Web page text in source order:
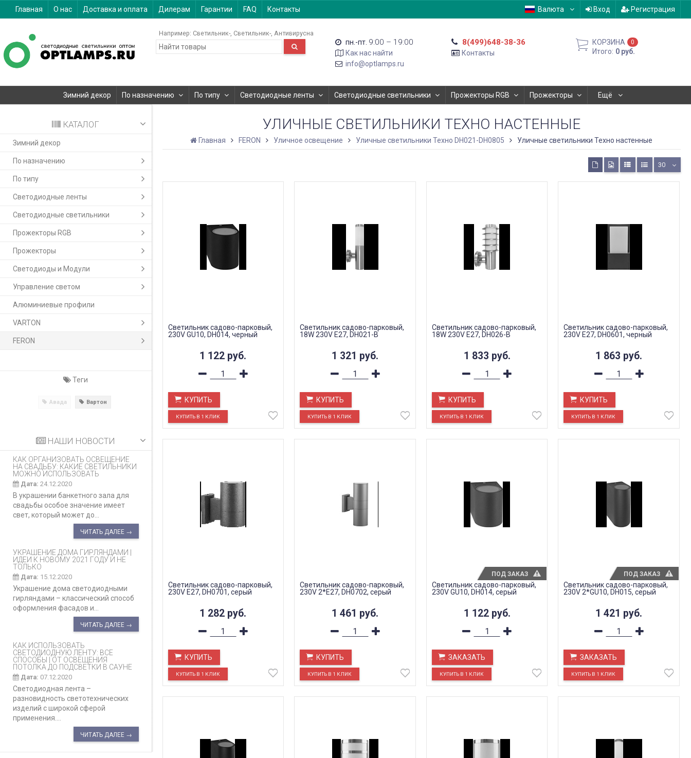
Главная О нас Доставка и оплата Дилерам Гарантии FAQ Контакты Валюта Вход Регистрация
Например: Светильник- Светильник- Антивирусна
пн.-пт. 9:00 – 19:00
Как нас найти
info@optlamps.ru
8(499)648-38-36
Контакты
КОРЗИНА 0
Итого: 0 руб.
Зимний декор По назначению По типу Светодиодные ленты Светодиодные светильники Прожекторы RGB Прожекторы Ещё
КАТАЛОГ
Зимний декор
По назначению
По типу
Светодиодные ленты
Светодиодные светильники
Прожекторы RGB
Прожекторы
Светодиоды и Модули
Управление светом
Алюминиевые профили
VARTON
FERON
Теги
Авада Вартон
НАШИ НОВОСТИ
КАК ОРГАНИЗОВАТЬ ОСВЕЩЕНИЕ
НА СВАДЬБУ: КАКИЕ СВЕТИЛЬНИКИ
МОЖНО ИСПОЛЬЗОВАТЬ
Дата: 24.12.2020
В украшении банкетного зала для
свадьбы особое значение имеет
свет, который может до...
ЧИТАТЬ ДАЛЕЕ →
УКРАШЕНИЕ ДОМА ГИРЛЯНДАМИ |
ИДЕИ К НОВОМУ 2021 ГОДУ И НЕ
ТОЛЬКО
Дата: 15.12.2020
Украшение дома светодиодными
гирляндами – классический способ
оформления фасадов и...
ЧИТАТЬ ДАЛЕЕ →
КАК ИСПОЛЬЗОВАТЬ
СВЕТОДИОДНУЮ ЛЕНТУ: ВСЕ
СПОСОБЫ | ОТ ОСВЕЩЕНИЯ
ПОТОЛКА ДО ПОДСВЕТКИ В САУНЕ
Дата: 07.12.2020
Светодиодная лента –
разновидность светотехнических
изделий с широкой сферой
применения....
ЧИТАТЬ ДАЛЕЕ →
УЛИЧНЫЕ СВЕТИЛЬНИКИ ТЕХНО НАСТЕННЫЕ
Главная FERON Уличное освещение Уличные светильники Техно DH021-DH0805 Уличные светильники Техно настенные
30
Светильник садово-парковый,
230V GU10, DH014, черный
1 122 руб.
КУПИТЬ
Светильник садово-парковый,
18W 230V E27, DH021-В
1 321 руб.
КУПИТЬ
Светильник садово-парковый,
18W 230V E27, DH026-В
1 833 руб.
КУПИТЬ
Светильник садово-парковый,
230V E27, DH0601, черный
1 863 руб.
КУПИТЬ
Светильник садово-парковый,
230V E27, DH0701, серый
1 282 руб.
КУПИТЬ
Светильник садово-парковый,
230V 2*E27, DH0702, серый
1 461 руб.
КУПИТЬ
Светильник садово-парковый,
230V GU10, DH014, серый
1 122 руб.
ЗАКАЗАТЬ
ПОД ЗАКАЗ
Светильник садово-парковый,
230V 2*GU10, DH015, серый
1 421 руб.
ЗАКАЗАТЬ
ПОД ЗАКАЗ